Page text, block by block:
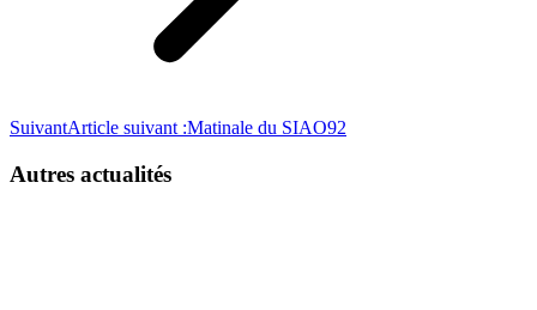
SuivantArticle suivant :Matinale du SIAO92
Autres actualités